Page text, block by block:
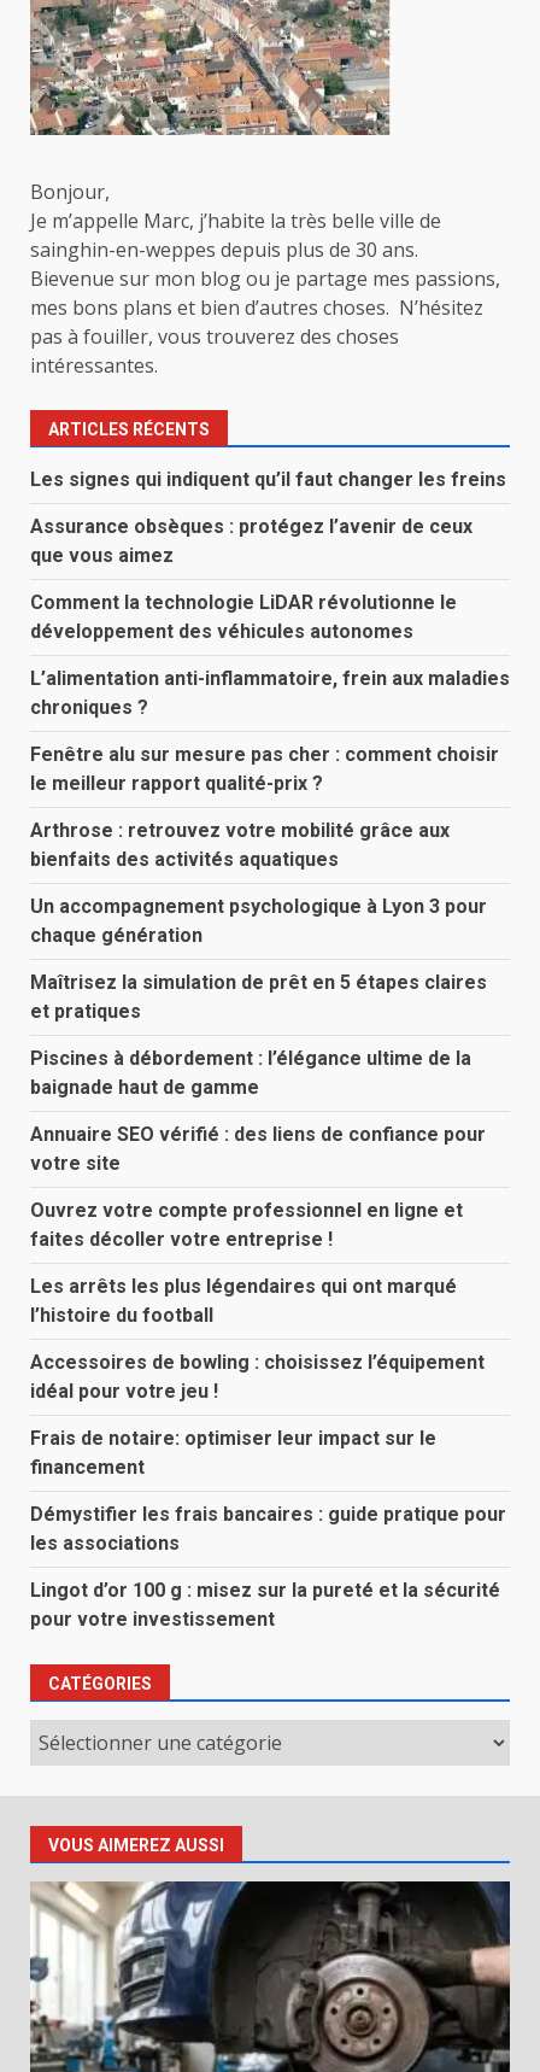
Bonjour,
Je m’appelle Marc, j’habite la très belle ville de
sainghin-en-weppes depuis plus de 30 ans.
Bievenue sur mon blog ou je partage mes passions,
mes bons plans et bien d’autres choses. N’hésitez
pas à fouiller, vous trouverez des choses
intéressantes.
ARTICLES RÉCENTS
Les signes qui indiquent qu’il faut changer les freins
Assurance obsèques : protégez l’avenir de ceux
que vous aimez
Comment la technologie LiDAR révolutionne le
développement des véhicules autonomes
L’alimentation anti-inflammatoire, frein aux maladies
chroniques ?
Fenêtre alu sur mesure pas cher : comment choisir
le meilleur rapport qualité-prix ?
Arthrose : retrouvez votre mobilité grâce aux
bienfaits des activités aquatiques
Un accompagnement psychologique à Lyon 3 pour
chaque génération
Maîtrisez la simulation de prêt en 5 étapes claires
et pratiques
Piscines à débordement : l’élégance ultime de la
baignade haut de gamme
Annuaire SEO vérifié : des liens de confiance pour
votre site
Ouvrez votre compte professionnel en ligne et
faites décoller votre entreprise !
Les arrêts les plus légendaires qui ont marqué
l’histoire du football
Accessoires de bowling : choisissez l’équipement
idéal pour votre jeu !
Frais de notaire: optimiser leur impact sur le
financement
Démystifier les frais bancaires : guide pratique pour
les associations
Lingot d’or 100 g : misez sur la pureté et la sécurité
pour votre investissement
CATÉGORIES
Catégories
VOUS AIMEREZ AUSSI